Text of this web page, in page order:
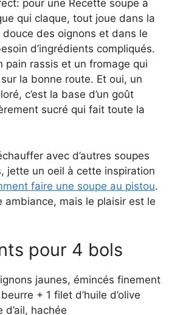
pour une Recette soupe à
qui claque, tout joue dans la
des oignons et dans le
d’ingrédients compliqués.
pain rassis et un fromage qui
la bonne route. Et oui, un
c’est la base d’un goût
sucré qui fait toute la
avec d’autres soupes
jette un oeil à cette inspiration
faire une soupe au pistou.
ambiance, mais le plaisir est le
pour 4 bols
jaunes, émincés finement
+ 1 filet d’huile d’olive
d’ail, hachée